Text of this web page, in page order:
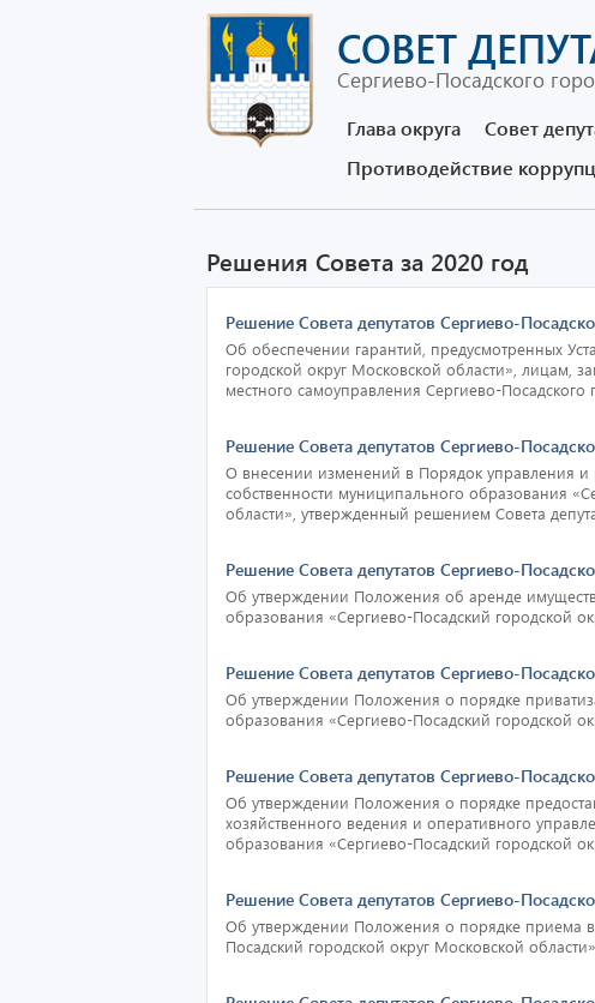
СОВЕТ
Сергиево-Посадского
Глава округа Совет
Противодействие
Решения Совета за 2020 год
Решение Совета депутатов Сергиево-
Об обеспечении гарантий, предусмотренных
городской округ Московской области»,
местного самоуправления Сергиево-Посадского
Решение Совета депутатов Сергиево-
О внесении изменений в Порядок управления
собственности муниципального образования
области», утвержденный решением Совета
Решение Совета депутатов Сергиево-
Об утверждении Положения об аренде
образования «Сергиево-Посадский городской
Решение Совета депутатов Сергиево-
Об утверждении Положения о порядке
образования «Сергиево-Посадский городской
Решение Совета депутатов Сергиево-
Об утверждении Положения о порядке
хозяйственного ведения и оперативного
образования «Сергиево-Посадский городской
Решение Совета депутатов Сергиево-
Об утверждении Положения о порядке приема
Посадский городской округ Московской